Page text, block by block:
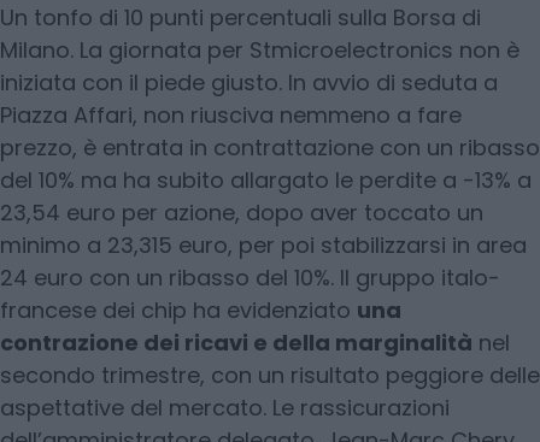
Un tonfo di 10 punti percentuali sulla Borsa di
Milano. La giornata per Stmicroelectronics non è
iniziata con il piede giusto. In avvio di seduta a
Piazza Affari, non riusciva nemmeno a fare
prezzo, è entrata in contrattazione con un ribasso
del 10% ma ha subito allargato le perdite a -13% a
23,54 euro per azione, dopo aver toccato un
minimo a 23,315 euro, per poi stabilizzarsi in area
24 euro con un ribasso del 10%. Il gruppo italo-
francese dei chip ha evidenziato una
contrazione dei ricavi e della marginalità nel
secondo trimestre, con un risultato peggiore delle
aspettative del mercato. Le rassicurazioni